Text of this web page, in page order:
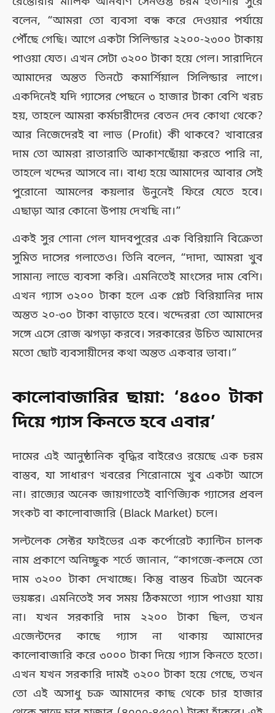
বলেন, “আমরা তো ব্যবসা বন্ধ করে দেওয়ার পর্যায়ে
পৌঁছে গেছি। আগে একটা সিলিন্ডার ২২০০-২৩০০ টাকায়
পাওয়া যেত। এখন সেটা ৩২০০ টাকা হয়ে গেল। সারাদিনে
আমাদের অন্তত তিনটে কমার্শিয়াল সিলিন্ডার লাগে।
একদিনেই যদি গ্যাসের পেছনে ৩ হাজার টাকা বেশি খরচ
হয়, তাহলে আমরা কর্মচারীদের বেতন দেব কোথা থেকে?
আর নিজেদেরই বা লাভ (Profit) কী থাকবে? খাবারের
দাম তো আমরা রাতারাতি আকাশছোঁয়া করতে পারি না,
তাহলে খদ্দের আসবে না। বাধ্য হয়ে আমাদের আবার সেই
পুরোনো আমলের কয়লার উনুনেই ফিরে যেতে হবে।
এছাড়া আর কোনো উপায় দেখছি না।”
একই সুর শোনা গেল যাদবপুরের এক বিরিয়ানি বিক্রেতা
সুমিত দাসের গলাতেও। তিনি বলেন, “দাদা, আমরা খুব
সামান্য লাভে ব্যবসা করি। এমনিতেই মাংসের দাম বেশি।
এখন গ্যাস ৩২০০ টাকা হলে এক প্লেট বিরিয়ানির দাম
অন্তত ২০-৩০ টাকা বাড়াতে হবে। খদ্দেররা তো আমাদের
সঙ্গে এসে রোজ ঝগড়া করবে। সরকারের উচিত আমাদের
মতো ছোট ব্যবসায়ীদের কথা অন্তত একবার ভাবা।”
কালোবাজারির ছায়া: ‘৪৫০০ টাকা
দিয়ে গ্যাস কিনতে হবে এবার’
দামের এই আনুষ্ঠানিক বৃদ্ধির বাইরেও রয়েছে এক চরম
বাস্তব, যা সাধারণ খবরের শিরোনামে খুব একটা আসে
না। রাজ্যের অনেক জায়গাতেই বাণিজ্যিক গ্যাসের প্রবল
সংকট বা কালোবাজারি (Black Market) চলে।
সল্টলেক সেক্টর ফাইভের এক কর্পোরেট ক্যান্টিন চালক
নাম প্রকাশে অনিচ্ছুক শর্তে জানান, “কাগজে-কলমে তো
দাম ৩২০০ টাকা দেখাচ্ছে। কিন্তু বাস্তব চিত্রটা অনেক
ভয়ঙ্কর। এমনিতেই সব সময় ঠিকমতো গ্যাস পাওয়া যায়
না। যখন সরকারি দাম ২২০০ টাকা ছিল, তখন
এজেন্টদের কাছে গ্যাস না থাকায় আমাদের
কালোবাজারি করে ৩০০০ টাকা দিয়ে গ্যাস কিনতে হতো।
এখন যখন সরকারি দামই ৩২০০ টাকা হয়ে গেছে, তখন
তো এই অসাধু চক্র আমাদের কাছ থেকে চার হাজার